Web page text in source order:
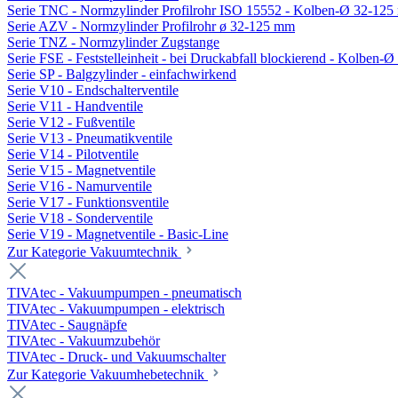
Serie TNC - Normzylinder Profilrohr ISO 15552 - Kolben-Ø 32-125
Serie AZV - Normzylinder Profilrohr ø 32-125 mm
Serie TNZ - Normzylinder Zugstange
Serie FSE - Feststelleinheit - bei Druckabfall blockierend - Kolben-Ø
Serie SP - Balgzylinder - einfachwirkend
Serie V10 - Endschalterventile
Serie V11 - Handventile
Serie V12 - Fußventile
Serie V13 - Pneumatikventile
Serie V14 - Pilotventile
Serie V15 - Magnetventile
Serie V16 - Namurventile
Serie V17 - Funktionsventile
Serie V18 - Sonderventile
Serie V19 - Magnetventile - Basic-Line
Zur Kategorie Vakuumtechnik
TIVAtec - Vakuumpumpen - pneumatisch
TIVAtec - Vakuumpumpen - elektrisch
TIVAtec - Saugnäpfe
TIVAtec - Vakuumzubehör
TIVAtec - Druck- und Vakuumschalter
Zur Kategorie Vakuumhebetechnik